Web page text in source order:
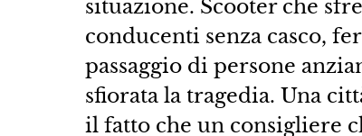
situazione. Scooter che
conducenti senza casco,
passaggio di persone
sfiorata la tragedia. Una
il fatto che un consigliere